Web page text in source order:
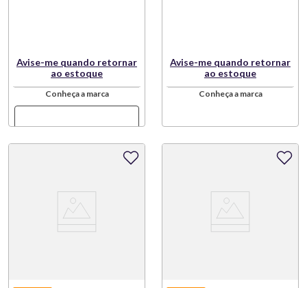
Avise-me quando retornar
ao estoque
Conheça a marca
Avise-me quando retornar
ao estoque
Conheça a marca